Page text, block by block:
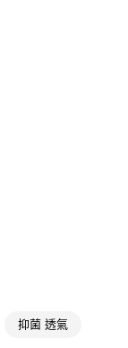
式。 讓您購物簡單
抑菌 透氣